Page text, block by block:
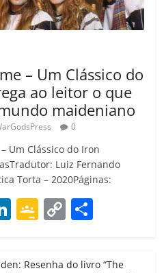
– Um Clássico do
ao leitor o que
maideniano
0
Um Clássico do Iron
Luiz Fernando
Torta – 2020Páginas:
Li
n
G
o
C
o
Resenha do livro “The